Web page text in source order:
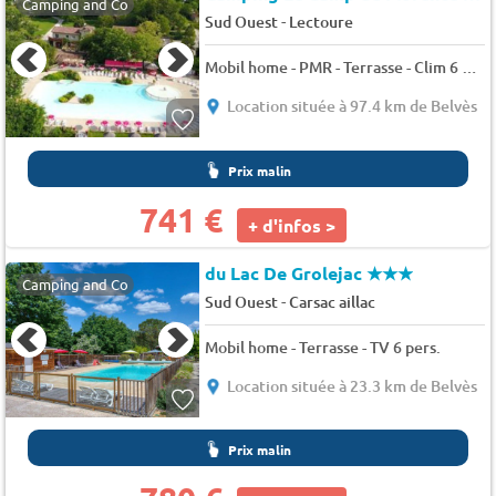
Camping and Co
Sud Ouest- Lectoure
Mobil home - PMR - Terrasse - Clim 6 pers.
Location située à 97.4 km de Belvès
Prix malin
741 € + d'infos >
Camping and Co du Lac De Grolejac★★★
Sud Ouest-Carsac aillac
Mobil home - Terrasse - TV 6 pers.
Location située à 23.3 km de Belvès
Prix malin